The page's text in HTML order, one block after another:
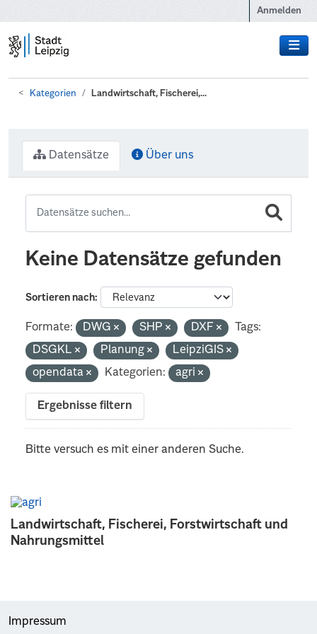
Anmelden
Kategorien Landwirtschaft, Fischerei,...
Landwirtschaft, Fischerei, Forstwirtschaft und
Nahrungsmittel
Datensätze Über uns
Keine Datensätze gefunden
Sortieren nach
Formate: DWG SHP DXF
Tags:
DSGKL
Planung
LeipziGIS
opendata
Kategorien: agri
Ergebnisse filtern
Bitte versuch es mit einer anderen Suche.
Impressum